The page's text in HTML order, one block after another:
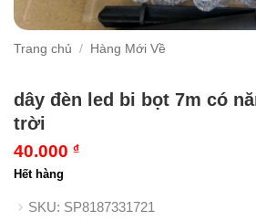
Trang chủ / Hàng Mới Về
dây đèn led bi bọt 7m có
trời
40.000 ₫
Hết hàng
SKU: SP8187331721